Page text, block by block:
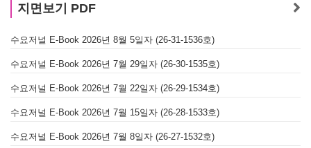
지면보기 PDF
수요저널 E-Book 2026년 8월 5일자 (26-31-1536호)
수요저널 E-Book 2026년 7월 29일자 (26-30-1535호)
수요저널 E-Book 2026년 7월 22일자 (26-29-1534호)
수요저널 E-Book 2026년 7월 15일자 (26-28-1533호)
수요저널 E-Book 2026년 7월 8일자 (26-27-1532호)